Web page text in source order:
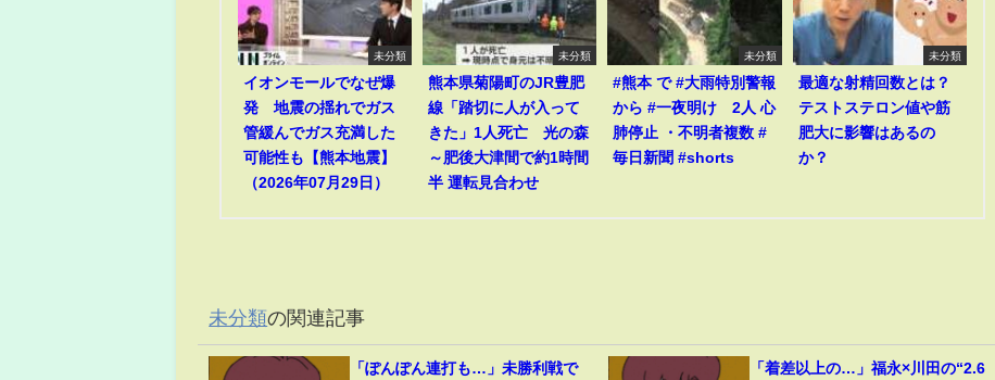
未分類
イオンモールでなぜ爆
発 地震の揺れでガス
管緩んでガス充満した
可能性も【熊本地震】
（2026年07月29日）
未分類
熊本県菊陽町のJR豊肥
線「踏切に人が入って
きた」1人死亡 光の森
～肥後大津間で約1時間
半 運転見合わせ
未分類
#熊本 で #大雨特別警報
から #一夜明け 2人 心
肺停止 ・不明者複数 #
毎日新聞 #shorts
未分類
最適な射精回数とは？
テストステロン値や筋
肥大に影響はあるの
か？
未分類の関連記事
「ぽんぽん連打も…」未勝利戦で
「着差以上の…」福永×川田の“2.6